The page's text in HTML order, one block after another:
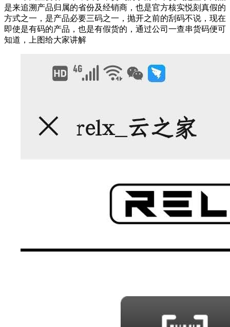
是来追溯产品归属的省份及经销商，也是官方核实悦刻真假的
方式之一，是产品必要三码之一，抛开之前的刮码不说，现在
即使是有码的产品，也是有假货的，通过公司一查串货码便可
知道，上图给大家讲解